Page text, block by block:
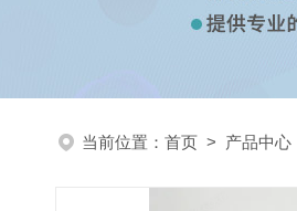
当前位置： 首页 > 产品中心